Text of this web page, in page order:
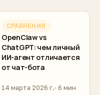
СРАВНЕНИЯ
OpenClaw vs
ChatGPT: чем личный
ИИ-агент отличается
от чат-бота
14 марта 2026 г. 6 мин